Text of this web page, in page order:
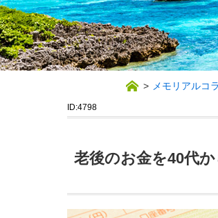
> メモリアルコ
ID:4798
老後のお金を40代